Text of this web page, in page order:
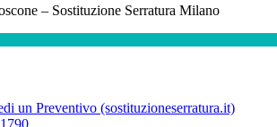
– Sostituzione Serratura Milano
un Preventivo (sostituzioneserratura.it)